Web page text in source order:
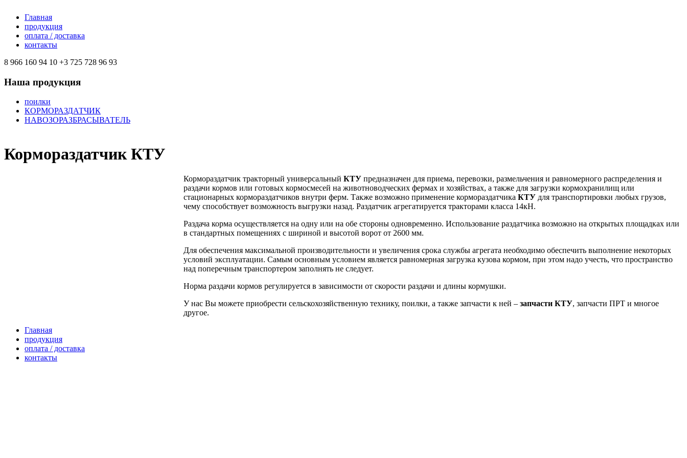
Главная
продукция
оплата / доставка
контакты
8 966 160 94 10 +3 725 728 96 93
Наша продукция
поилки
КОРМОРАЗДАТЧИК
НАВОЗОРАЗБРАСЫВАТЕЛЬ
Кормораздатчик КТУ
Кормораздатчик тракторный универсальный КТУ предназначен для приема, перевозки, размельчения и равномерного распределения и
раздачи кормов или готовых кормосмесей на животноводческих фермах и хозяйствах, а также для загрузки кормохранилищ или
стационарных кормораздатчиков внутри ферм. Также возможно применение кормораздатчика КТУ для транспортировки любых грузов,
чему способствует возможность выгрузки назад. Раздатчик агрегатируется тракторами класса 14кН.
Раздача корма осуществляется на одну или на обе стороны одновременно. Использование раздатчика возможно на открытых площадках или
в стандартных помещениях с шириной и высотой ворот от 2600 мм.
Для обеспечения максимальной производительности и увеличения срока службы агрегата необходимо обеспечить выполнение некоторых
условий эксплуатации. Самым основным условием является равномерная загрузка кузова кормом, при этом надо учесть, что пространство
над поперечным транспортером заполнять не следует.
Норма раздачи кормов регулируется в зависимости от скорости раздачи и длины кормушки.
У нас Вы можете приобрести сельскохозяйственную технику, поилки, а также запчасти к ней – запчасти КТУ, запчасти ПРТ и многое
другое.
Главная
продукция
оплата / доставка
контакты